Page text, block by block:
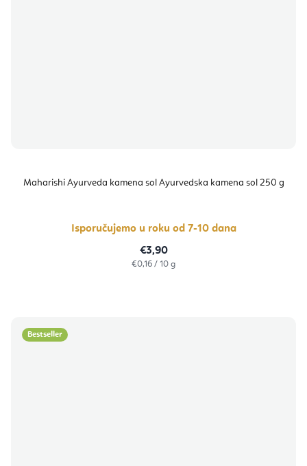
Maharishi Ayurveda kamena sol Ayurvedska kamena sol 250 g
Isporučujemo u roku od 7-10 dana
€3,90
Izračunaj
€0,16 / 10 g
Bestseller